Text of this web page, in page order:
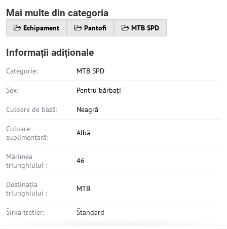
Mai multe din categoria
Echipament Pantofi MTB SPD
Informații adiționale
Categorie: MTB SPD
Sex: Pentru bărbați
Culoare de bază: Neagră
Culoare
suplimentară:
Albă
Mărimea
triunghiului :
46
Destinația
triunghiului :
MTB
Šírka tretier: Štandard